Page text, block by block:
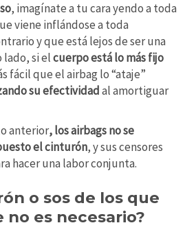
, imagínate a tu cara yendo a toda
viene inflándose a toda
y que está lejos de ser una
lado, si elcuerpo está lo más fijo
fácil que el airbag lo “ataje”
su efectividadal amortiguar
anterior, los airbags no se
el cinturón, y sus censores
hacer una labor conjunta.
o sos de los que
es necesario?